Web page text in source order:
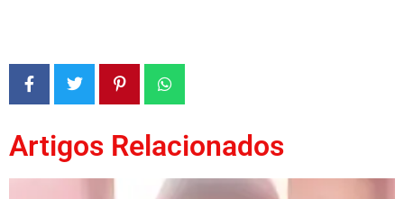
Artigos Relacionados